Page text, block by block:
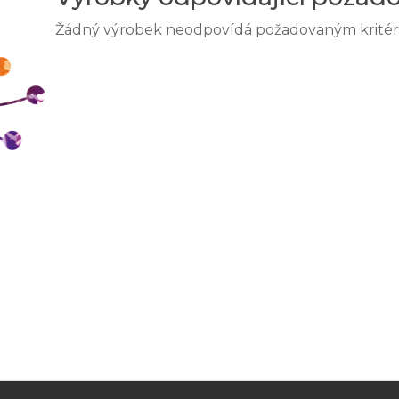
Žádný výrobek neodpovídá požadovaným